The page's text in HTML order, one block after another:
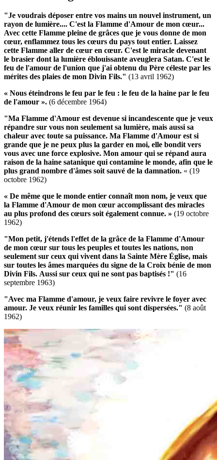
"Je voudrais déposer entre vos mains un nouvel instrument, un
rayon de lumière.... C'est la Flamme d'Amour de mon cœur...
Avec cette Flamme pleine de grâces que je vous donne de mon
cœur, enflammez tous les cœurs du pays tout entier. Laissez
cette Flamme aller de cœur en cœur. C'est le miracle devenant
le brasier dont la lumière éblouissante aveuglera Satan. C'est le
feu de l'amour de l'union que j'ai obtenu du Père céleste par les
mérites des plaies de mon Divin Fils." (13 avril 1962)
« Nous éteindrons le feu par le feu : le feu de la haine par le feu
de l'amour ». (6 décembre 1964)
"Ma Flamme d'Amour est devenue si incandescente que je veux
répandre sur vous non seulement sa lumière, mais aussi sa
chaleur avec toute sa puissance. Ma Flamme d'Amour est si
grande que je ne peux plus la garder en moi, elle bondit vers
vous avec une force explosive. Mon amour qui se répand aura
raison de la haine satanique qui contamine le monde, afin que le
plus grand nombre d'âmes soit sauvé de la damnation. « (19
octobre 1962)
« De même que le monde entier connaît mon nom, je veux que
la Flamme d'Amour de mon cœur accomplissant des miracles
au plus profond des cœurs soit également connue. » (19 octobre
1962)
"Mon petit, j'étends l'effet de la grâce de la Flamme d'Amour
de mon cœur sur tous les peuples et toutes les nations, non
seulement sur ceux qui vivent dans la Sainte Mère Église, mais
sur toutes les âmes marquées du signe de la Croix bénie de mon
Divin Fils. Aussi sur ceux qui ne sont pas baptisés !" (16
septembre 1963)
"Avec ma Flamme d'amour, je veux faire revivre le foyer avec
amour. Je veux réunir les familles qui sont dispersées." (8 août
1962)